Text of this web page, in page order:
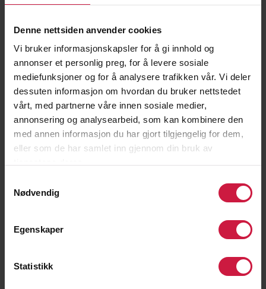
Denne nettsiden anvender cookies
Vi bruker informasjonskapsler for å gi innhold og
annonser et personlig preg, for å levere sosiale
mediefunksjoner og for å analysere trafikken vår. Vi deler
dessuten informasjon om hvordan du bruker nettstedet
vårt, med partnerne våre innen sosiale medier,
annonsering og analysearbeid, som kan kombinere den
med annen informasjon du har gjort tilgjengelig for dem,
eller som de har samlet inn gjennom din bruk av
Nødvendig
Egenskaper
Statistikk
Felix A. van der Hagen